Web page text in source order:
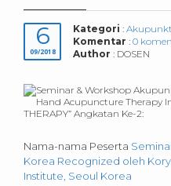
6
09/2018
Kategori :
Komentar : 0
Author : DOSEN
Nama-nama Peserta
Korea Recognized oleh
Institute, Seoul Korea